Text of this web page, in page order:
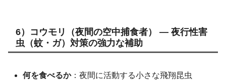
6）コウモリ（夜間の空中捕食者） — 夜行性害
虫（蚊・ガ）対策の強力な補助
何を食べるか：夜間に活動する小さな飛翔昆虫